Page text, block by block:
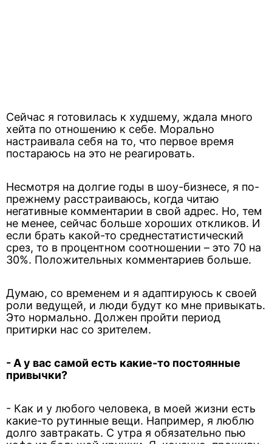
Сейчас я готовилась к худшему, ждала много
хейта по отношению к себе. Морально
настраивала себя на то, что первое время
постараюсь на это не реагировать.
Несмотря на долгие годы в шоу-бизнесе, я по-
прежнему расстраиваюсь, когда читаю
негативные комментарии в свой адрес. Но, тем
не менее, сейчас больше хороших откликов. И
если брать какой-то среднестатистический
срез, то в процентном соотношении – это 70 на
30%. Положительных комментариев больше.
Думаю, со временем и я адаптируюсь к своей
роли ведущей, и люди будут ко мне привыкать.
Это нормально. Должен пройти период
притирки нас со зрителем.
- А у вас самой есть какие-то постоянные
привычки?
- Как и у любого человека, в моей жизни есть
какие-то рутинные вещи. Например, я люблю
долго завтракать. С утра я обязательно пью